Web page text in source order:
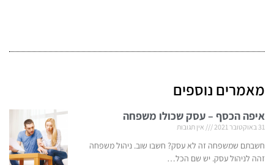
מאמרים נוספים
איפה הכסף – עסק שכולו משפחה
31 באוקטובר 2021 אין תגובות
חשבתם שמשפחה זה לא עסק? חשבו שוב. ניהול משפחה
זהה לניהול עסק. יש שם הכל…